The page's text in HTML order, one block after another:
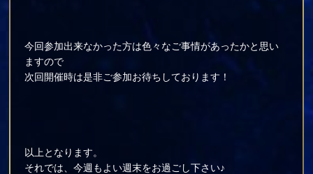
今回参加出来なかった方は色々なご事情があったかと思い
ますので
次回開催時は是非ご参加お待ちしております！
以上となります。
それでは、今週もよい週末をお過ごし下さい♪